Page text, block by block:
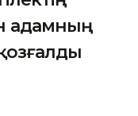
адамның